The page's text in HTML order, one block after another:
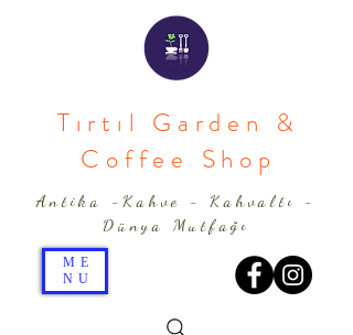
Tırtıl Garden &
Coffee Shop
ME
NU
Antika -Kahve - Kahvaltı -
Dünya Mutfağı